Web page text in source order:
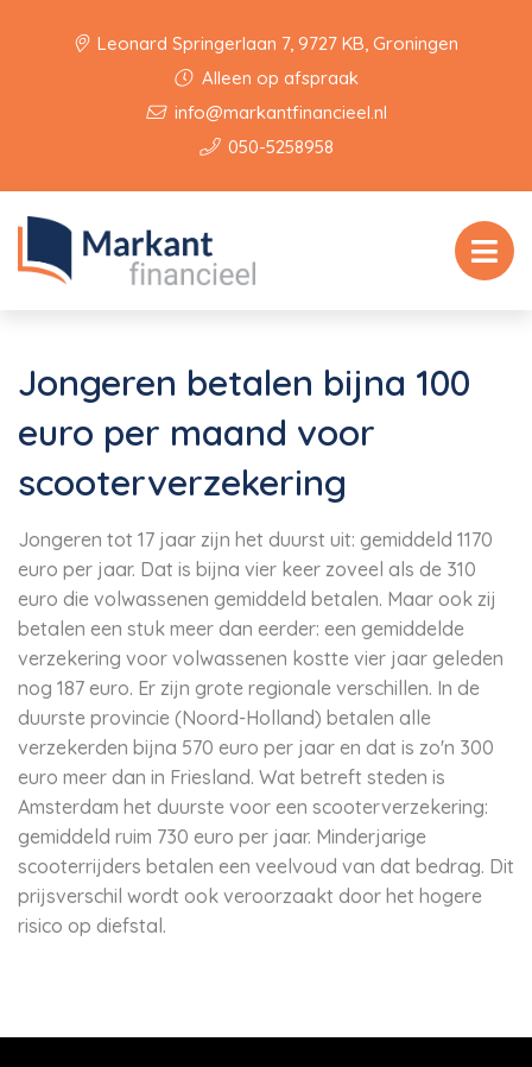
Leonard Springerlaan 7, 9727 KB, Groningen
Alleen op afspraak
info@markantfinancieel.nl
050-5258958
Jongeren betalen bijna 100
euro per maand voor
scooterverzekering
Jongeren tot 17 jaar zijn het duurst uit: gemiddeld 1170
euro per jaar. Dat is bijna vier keer zoveel als de 310
euro die volwassenen gemiddeld betalen. Maar ook zij
betalen een stuk meer dan eerder: een gemiddelde
verzekering voor volwassenen kostte vier jaar geleden
nog 187 euro. Er zijn grote regionale verschillen. In de
duurste provincie (Noord-Holland) betalen alle
verzekerden bijna 570 euro per jaar en dat is zo'n 300
euro meer dan in Friesland. Wat betreft steden is
Amsterdam het duurste voor een scooterverzekering:
gemiddeld ruim 730 euro per jaar. Minderjarige
scooterrijders betalen een veelvoud van dat bedrag. Dit
prijsverschil wordt ook veroorzaakt door het hogere
risico op diefstal.